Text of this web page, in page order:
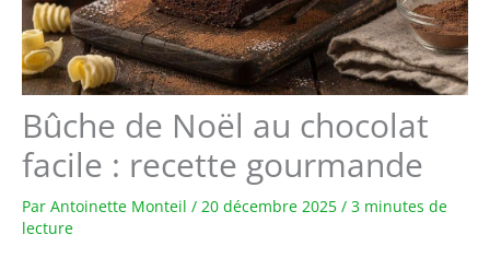
Bûche de Noël au chocolat
facile : recette gourmande
Par Antoinette Monteil / 20 décembre 2025 / 3 minutes de
lecture